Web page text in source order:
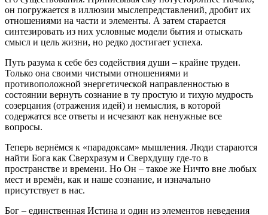
он погружается в иллюзии мыслепредставлений, дробит их
отношениями на части и элементы. А затем старается
синтезировать из них условные модели бытия и отыскать
смысл и цель жизни, но редко достигает успеха.
Путь разума к себе без содействия души – крайне труден.
Только она своими чистыми отношениями и
противоположной энергетической направленностью в
состоянии вернуть сознание в ту простую и тихую мудрость
созерцания (отражения идей) и немыслия, в которой
содержатся все ответы и исчезают как ненужные все
вопросы.
Теперь вернёмся к «парадоксам» мышления. Люди стараются
найти Бога как Сверхразум и Сверхдушу где-то в
пространстве и времени. Но Он – такое же Ничто вне любых
мест и времён, как и наше сознание, и изначально
присутствует в нас.
Бог – единственная Истина и один из элементов неведения